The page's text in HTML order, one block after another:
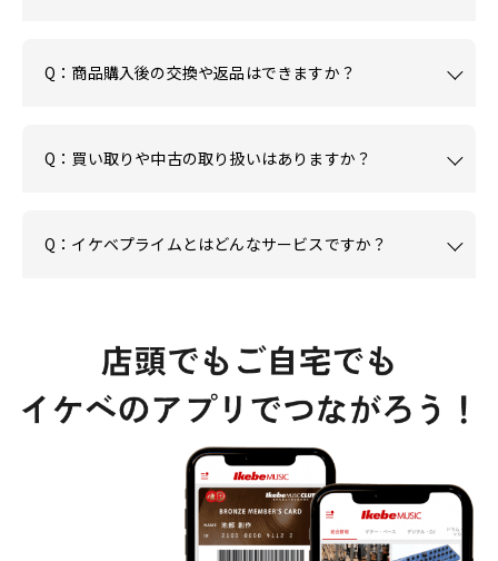
Q：商品購入後の交換や返品はできますか？
Q：買い取りや中古の取り扱いはありますか？
Q：イケベプライムとはどんなサービスですか？